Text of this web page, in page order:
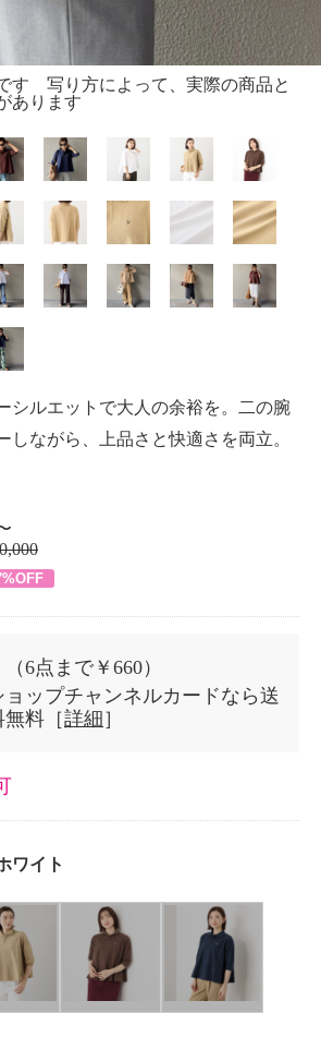
す 写り方によって、実際の商品と
あります
シルエットで大人の余裕を。二の腕
しながら、上品さと快適さを両立。
（6点まで￥660）
ョップチャンネルカードなら送
無料［詳細 ］
ワイト